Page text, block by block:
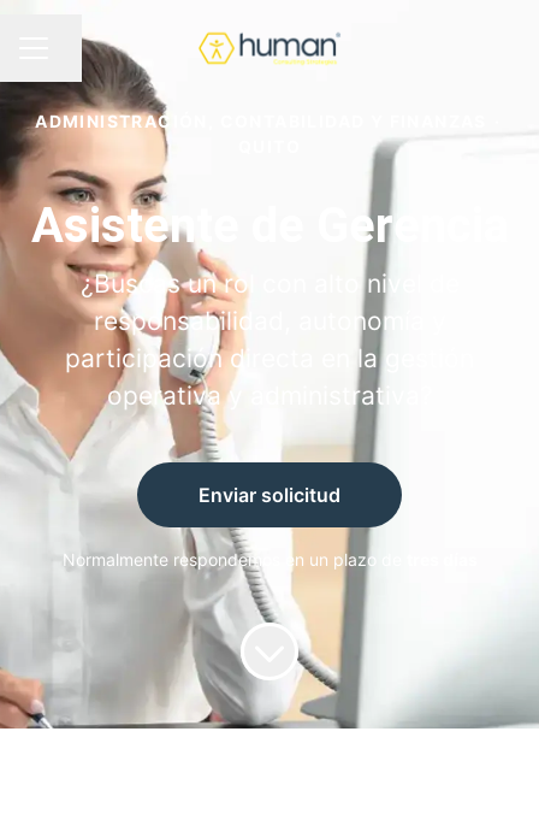
MENÚ DE EMPLEO
Compartir página
ADMINISTRACIÓN, CONTABILIDAD Y FINANZAS
Asistente de Gerencia
¿Buscas un rol con alto nivel de
responsabilidad, autonomía y
participación directa en la gestión
operativa y administrativa?
Enviar solicitud
Normalmente respondemos en un plazo de